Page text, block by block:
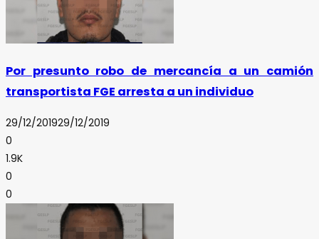
Por presunto robo de mercancía a un camión
transportista FGE arresta a un individuo
29/12/201929/12/2019
0
1.9K
0
0